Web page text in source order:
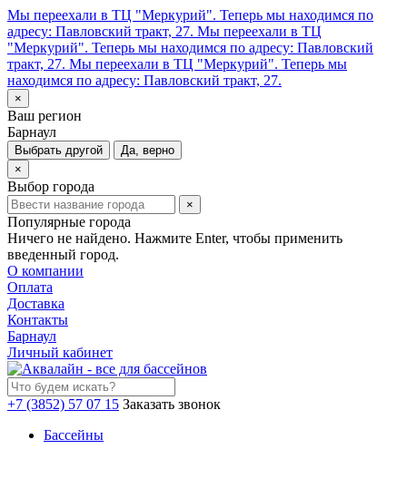
Мы переехали в ТЦ "Меркурий". Теперь мы находимся по
адресу: Павловский тракт, 27. Мы переехали в ТЦ
"Меркурий". Теперь мы находимся по адресу: Павловский
тракт, 27. Мы переехали в ТЦ "Меркурий". Теперь мы
находимся по адресу: Павловский тракт, 27.
×
Ваш регион
Барнаул
Выбрать другой
Да, верно
×
Выбор города
×
Популярные города
Ничего не найдено. Нажмите Enter, чтобы применить
введенный город.
О компании
Оплата
Доставка
Контакты
Барнаул
Личный кабинет
+7 (3852) 57 07 15 Заказать звонок
Бассейны